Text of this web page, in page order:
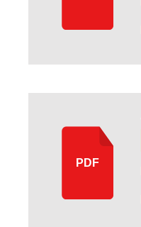
PDF